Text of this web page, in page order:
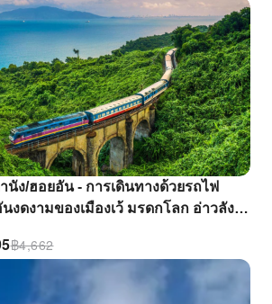
นัง/ฮอยอัน - การเดินทางด้วยรถไฟ
ดงามของเมืองเว้ มรดกโลก อ่าวลัง
วัน <รวมรถไฟท่องเที่ยว/อาหารกลางวัน
ลือสูตรพิเศษ/ทริปหนึ่งวัน>
฿4,662